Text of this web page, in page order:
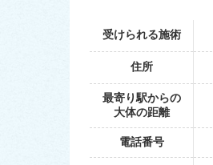
受けられる施術
住所
最寄り駅からの
大体の距離
電話番号